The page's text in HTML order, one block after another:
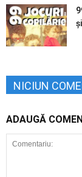
NICIUN
ADAUGĂ